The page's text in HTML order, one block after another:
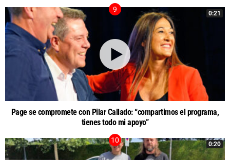
0:21
Page se compromete con Pilar Callado: “compartimos el programa,
tienes todo mi apoyo”
0:20